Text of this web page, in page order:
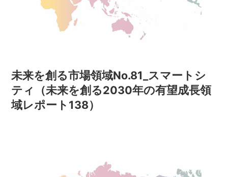
未来を創る市場領域No.81_スマートシ
ティ（未来を創る2030年の有望成長領
域レポート138）